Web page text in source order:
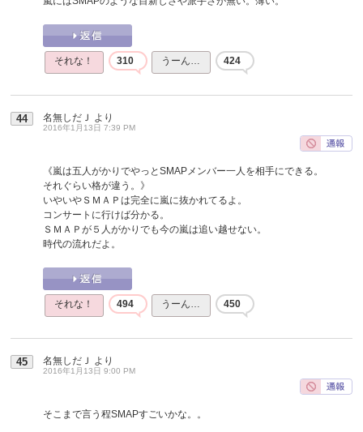
それな！ 310 うーん… 424
44 名無しだＪ より
2016年1月13日 7:39 PM
《嵐は五人がかりでやっとSMAPメンバー一人を相手にできる。
それぐらい格が違う。》
いやいやＳＭＡＰは完全に嵐に抜かれてるよ。
コンサートに行けば分かる。
ＳＭＡＰが５人がかりでも今の嵐は追い越せない。
時代の流れだよ。
それな！ 494 うーん… 450
45 名無しだＪ より
2016年1月13日 9:00 PM
そこまで言う程SMAPすごいかな。。